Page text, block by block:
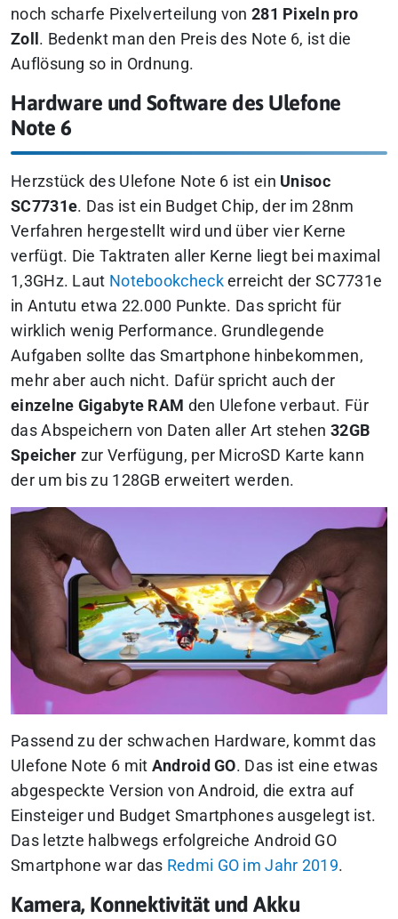
noch scharfe Pixelverteilung von 281 Pixeln pro
Zoll . Bedenkt man den Preis des Note 6, ist die
Auflösung so in Ordnung.
Hardware und Software des Ulefone
Note 6
Herzstück des Ulefone Note 6 ist ein Unisoc
SC7731e. Das ist ein Budget Chip, der im 28nm
Verfahren hergestellt wird und über vier Kerne
verfügt. Die Taktraten aller Kerne liegt bei maximal
1,3GHz. Laut Notebookcheckerreicht der SC7731e
in Antutu etwa 22.000 Punkte. Das spricht für
wirklich wenig Performance. Grundlegende
Aufgaben sollte das Smartphone hinbekommen,
mehr aber auch nicht. Dafür spricht auch der
einzelne Gigabyte RAM den Ulefone verbaut. Für
das Abspeichern von Daten aller Art stehen 32GB
Speicher zur Verfügung, per MicroSD Karte kann
der um bis zu 128GB erweitert werden.
Passend zu der schwachen Hardware, kommt das
Ulefone Note 6 mit Android GO. Das ist eine etwas
abgespeckte Version von Android, die extra auf
Einsteiger und Budget Smartphones ausgelegt ist.
Das letzte halbwegs erfolgreiche Android GO
Smartphone war das Redmi GO im Jahr 2019.
Kamera, Konnektivität und Akku